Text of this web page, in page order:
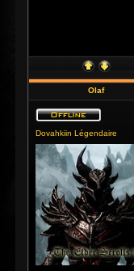
Olaf
Dovahkiin Légendaire